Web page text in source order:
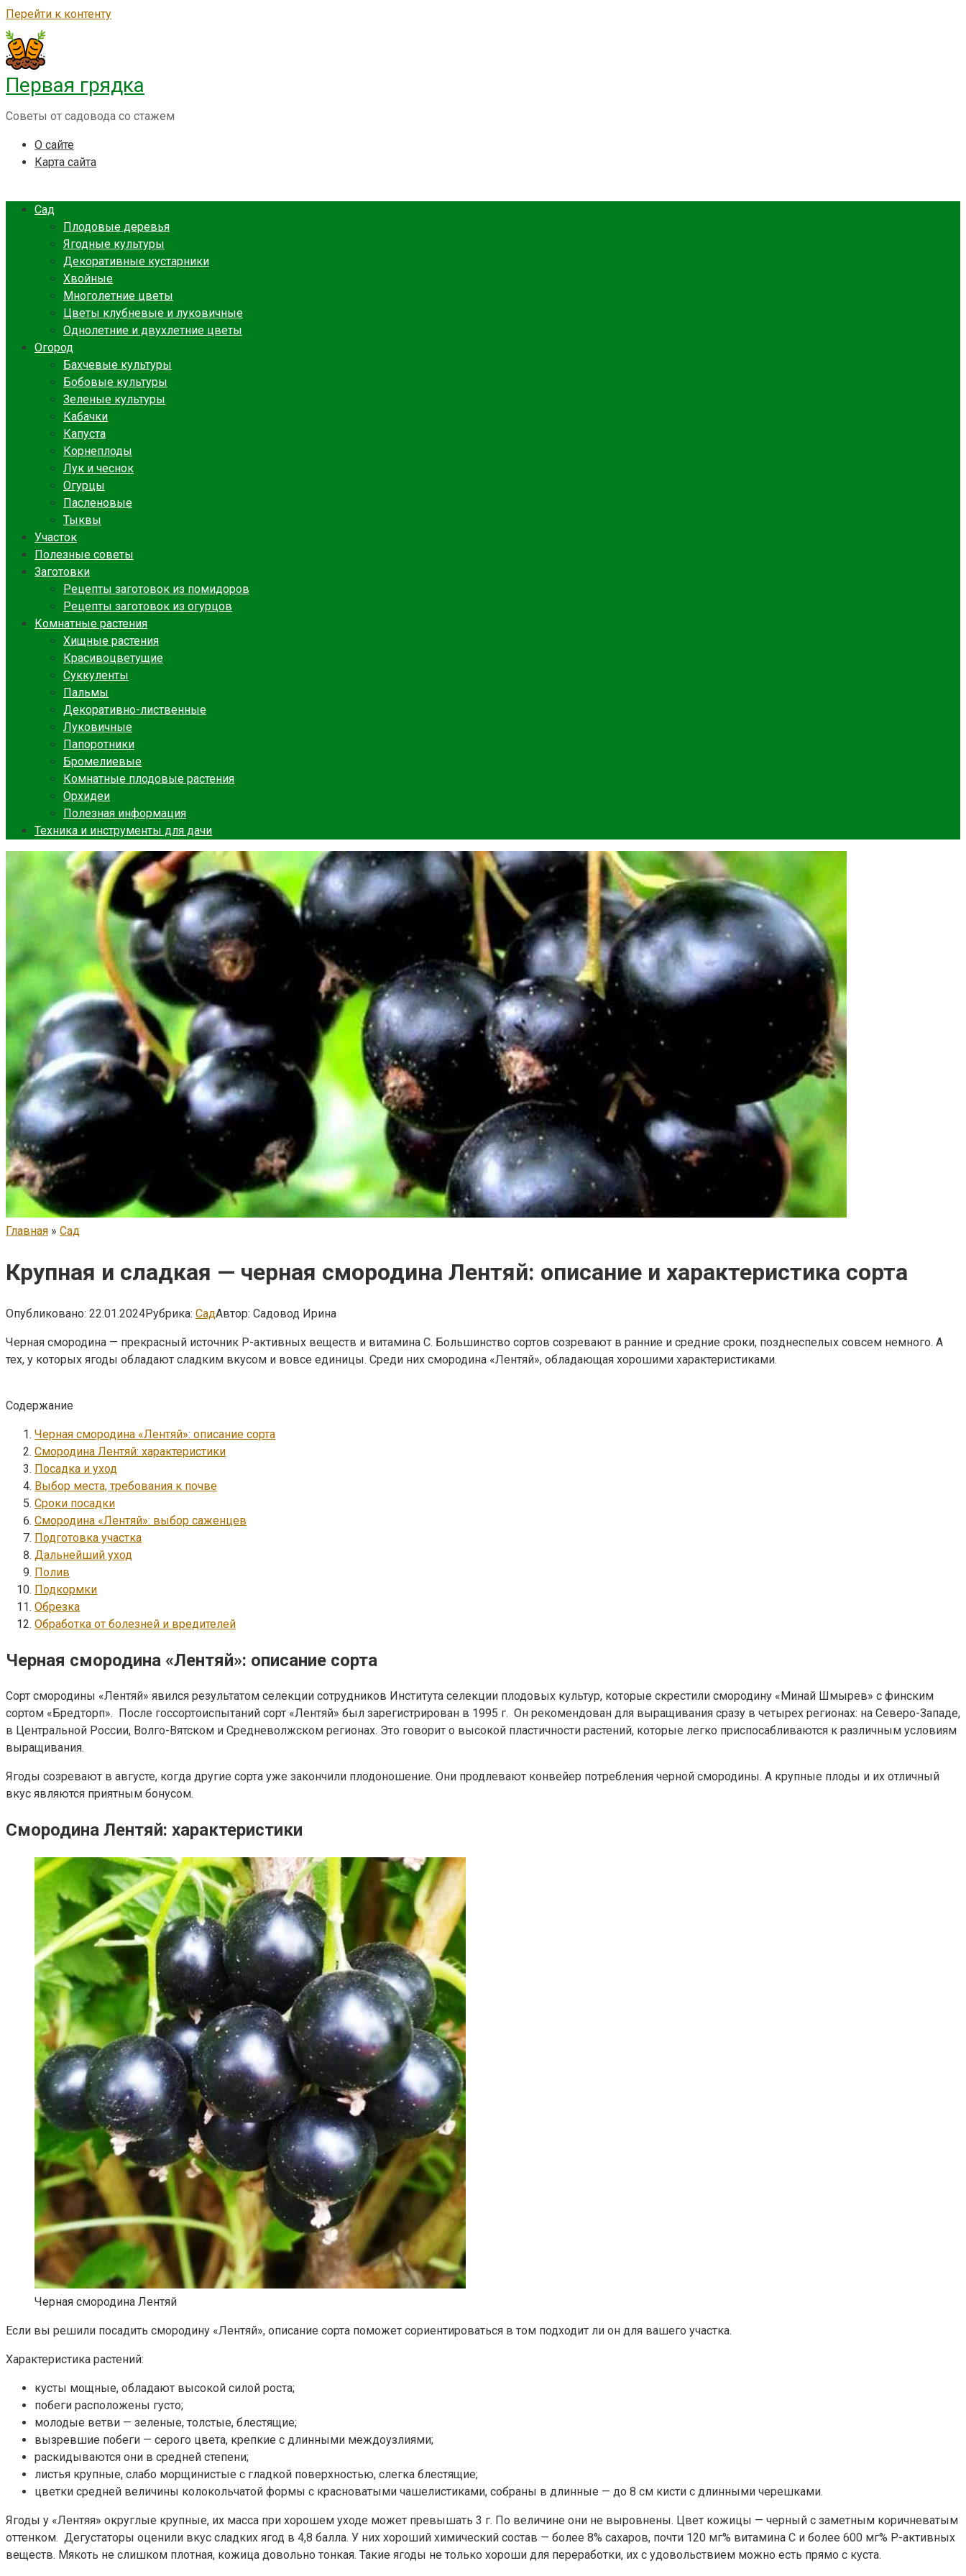
Перейти к контенту
Первая грядка
Советы от садовода со стажем
О сайте
Карта сайта
Сад
Плодовые деревья
Ягодные культуры
Декоративные кустарники
Хвойные
Многолетние цветы
Цветы клубневые и луковичные
Однолетние и двухлетние цветы
Огород
Бахчевые культуры
Бобовые культуры
Зеленые культуры
Кабачки
Капуста
Корнеплоды
Лук и чеснок
Огурцы
Пасленовые
Тыквы
Участок
Полезные советы
Заготовки
Рецепты заготовок из помидоров
Рецепты заготовок из огурцов
Комнатные растения
Хищные растения
Красивоцветущие
Суккуленты
Пальмы
Декоративно-лиственные
Луковичные
Папоротники
Бромелиевые
Комнатные плодовые растения
Орхидеи
Полезная информация
Техника и инструменты для дачи
Главная » Сад
Крупная и сладкая — черная смородина Лентяй: описание и характеристика сорта
Опубликовано: 22.01.2024Рубрика: СадАвтор: Садовод Ирина
Черная смородина — прекрасный источник Р-активных веществ и витамина C. Большинство сортов созревают в ранние и средние сроки, позднеспелых совсем немного. А
тех, у которых ягоды обладают сладким вкусом и вовсе единицы. Среди них смородина «Лентяй», обладающая хорошими характеристиками.
Содержание
Черная смородина «Лентяй»: описание сорта
Смородина Лентяй: характеристики
Посадка и уход
Выбор места, требования к почве
Сроки посадки
Смородина «Лентяй»: выбор саженцев
Подготовка участка
Дальнейший уход
Полив
Подкормки
Обрезка
Обработка от болезней и вредителей
Черная смородина «Лентяй»: описание сорта
Сорт смородины «Лентяй» явился результатом селекции сотрудников Института селекции плодовых культур, которые скрестили смородину «Минай Шмырев» с финским
сортом «Бредторп». После госсортоиспытаний сорт «Лентяй» был зарегистрирован в 1995 г. Он рекомендован для выращивания сразу в четырех регионах: на Северо-Западе,
в Центральной России, Волго-Вятском и Средневолжском регионах. Это говорит о высокой пластичности растений, которые легко приспосабливаются к различным условиям
выращивания.
Ягоды созревают в августе, когда другие сорта уже закончили плодоношение. Они продлевают конвейер потребления черной смородины. А крупные плоды и их отличный
вкус являются приятным бонусом.
Смородина Лентяй: характеристики
Черная смородина Лентяй
Если вы решили посадить смородину «Лентяй», описание сорта поможет сориентироваться в том подходит ли он для вашего участка.
Характеристика растений:
кусты мощные, обладают высокой силой роста;
побеги расположены густо;
молодые ветви — зеленые, толстые, блестящие;
вызревшие побеги — серого цвета, крепкие с длинными междоузлиями;
раскидываются они в средней степени;
листья крупные, слабо морщинистые с гладкой поверхностью, слегка блестящие;
цветки средней величины колокольчатой формы с красноватыми чашелистиками, собраны в длинные — до 8 см кисти с длинными черешками.
Ягоды у «Лентяя» округлые крупные, их масса при хорошем уходе может превышать 3 г. По величине они не выровнены. Цвет кожицы — черный с заметным коричневатым
оттенком. Дегустаторы оценили вкус сладких ягод в 4,8 балла. У них хороший химический состав — более 8% сахаров, почти 120 мг% витамина C и более 600 мг% Р-активных
веществ. Мякоть не слишком плотная, кожица довольно тонкая. Такие ягоды не только хороши для переработки, их с удовольствием можно есть прямо с куста.